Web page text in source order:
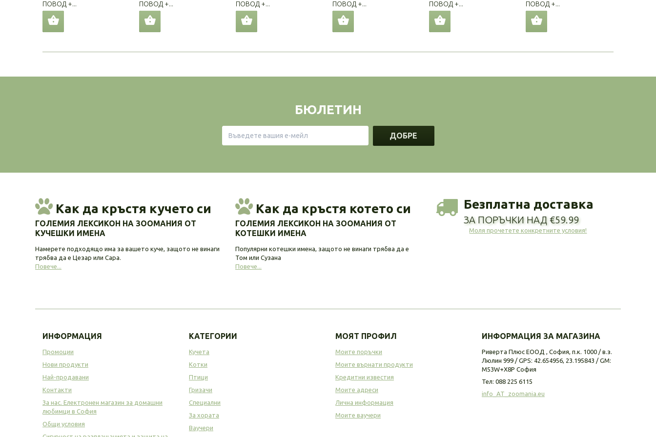
ПОВОД +... ПОВОД +... ПОВОД +... ПОВОД +... ПОВОД +... ПОВОД +...
БЮЛЕТИН
ДОБРЕ
Как да кръстя кучето си
ГОЛЕМИЯ ЛЕКСИКОН НА ЗООМАНИЯ ОТ
КУЧЕШКИ ИМЕНА
Намерете подходящо има за вашето куче, защото не винаги
трябва да е Цезар или Сара.
Повече...
Как да кръстя котето си
ГОЛЕМИЯ ЛЕКСИКОН НА ЗООМАНИЯ ОТ
КОТЕШКИ ИМЕНА
Популярни котешки имена, защото не винаги трябва да е
Том или Сузана
Повече...
Безплатна доставка
ЗА ПОРЪЧКИ НАД €59.99
Моля прочетете конкретните условия!
ИНФОРМАЦИЯ
Промоции
Нови продукти
Най-продавани
Контакти
За нас. Електронен магазин за домашни
любимци в София
Общи условия
КАТЕГОРИИ
Кучета
Котки
Птици
Гризачи
Специални
За хората
Ваучери
МОЯТ ПРОФИЛ
Моите поръчки
Моите върнати продукти
Кредитни известия
Моите адреси
Лична информация
Моите ваучери
ИНФОРМАЦИЯ ЗА МАГАЗИНА
Риверта Плюс ЕООД , София, п.к. 1000 / в.з.
Люлин 999 / GPS: 42.654956, 23.195843 / GM:
M53W+X8P София
Тел: 088 225 6115
info_AT_zoomania.eu